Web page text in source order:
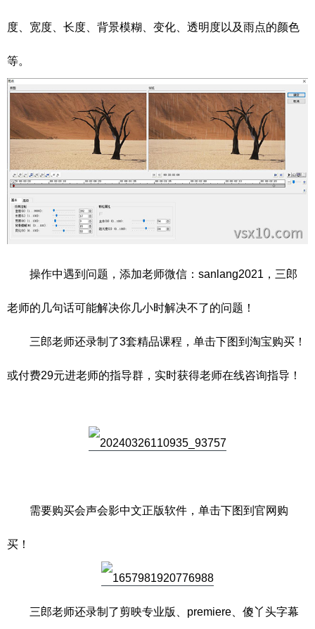
度、宽度、长度、背景模糊、变化、透明度以及雨点的颜色
等。
操作中遇到问题，添加老师微信：sanlang2021，三郎
老师的几句话可能解决你几小时解决不了的问题！
三郎老师还录制了3套精品课程，单击下图到淘宝购买！
或付费29元进老师的指导群，实时获得老师在线咨询指导！
需要购买会声会影中文正版软件，单击下图到官网购
买！
三郎老师还录制了剪映专业版、premiere、傻丫头字幕